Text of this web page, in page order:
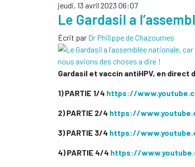
jeudi, 13 avril 2023 06:07
Le Gardasil a
Écrit par Dr Philippe de Chazournes
Gardasil et vaccin antiHPV, en direct
1) PARTIE 1/4 https://
2) PARTIE 2/4 https://
3) PARTIE 3/4 https://
4) PARTIE 4/4 https://